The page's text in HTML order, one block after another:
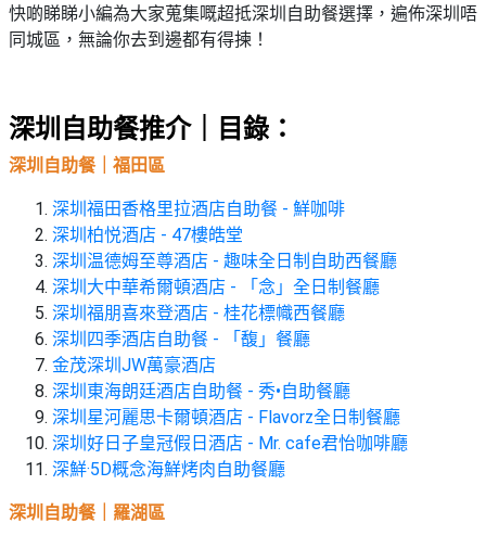
蛋
糕
束
及
花
禮
品
訂
製
禮
物
場
地
佈
置
用
友
聚
慶
祝
生
拍
拖
企
業/
公
司
活
動
禮
攻
略
計
劃
會
員
需
知
夾
時
間
神
器
情
關
處
親
好
去
處
日
#
結
婚
#
週
末
快啲睇睇小編為大家蒐集嘅超抵深圳自助餐選擇，遍佈深圳唔
同城區，無論你去到邊都有得揀！
深圳自助餐推介｜目錄：
深圳自助餐｜福田區
深圳福田香格里拉酒店自助餐 - 鮮咖啡
深圳柏悦酒店 - 47樓皓堂
深圳温德姆至尊酒店 - 趣味全日制自助西餐廳
深圳大中華希爾頓酒店 - 「念」全日制餐廳
深圳福朋喜來登酒店 - 桂花標幟西餐廳
深圳四季酒店自助餐 - 「馥」餐廳
金茂深圳JW萬豪酒店
深圳東海朗廷酒店自助餐 - 秀•自助餐廳
深圳星河麗思卡爾頓酒店 - Flavorz全日制餐廳
深圳好日子皇冠假日酒店 - Mr. cafe君怡咖啡廳
深鮮·5D概念海鮮烤肉自助餐廳
深圳自助餐｜羅湖區